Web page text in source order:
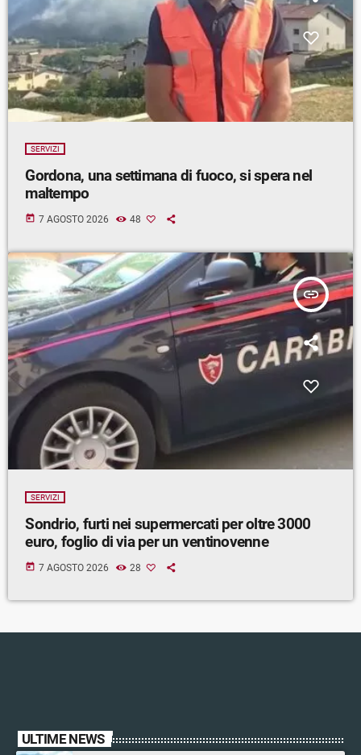
SERVIZI
Gordona, una settimana di fuoco, si spera nel
maltempo
today 7 AGOSTO 2026 48
insert_link
SERVIZI
Sondrio, furti nei supermercati per oltre 3000
euro, foglio di via per un ventinovenne
today 7 AGOSTO 2026 28
ULTIME NEWS